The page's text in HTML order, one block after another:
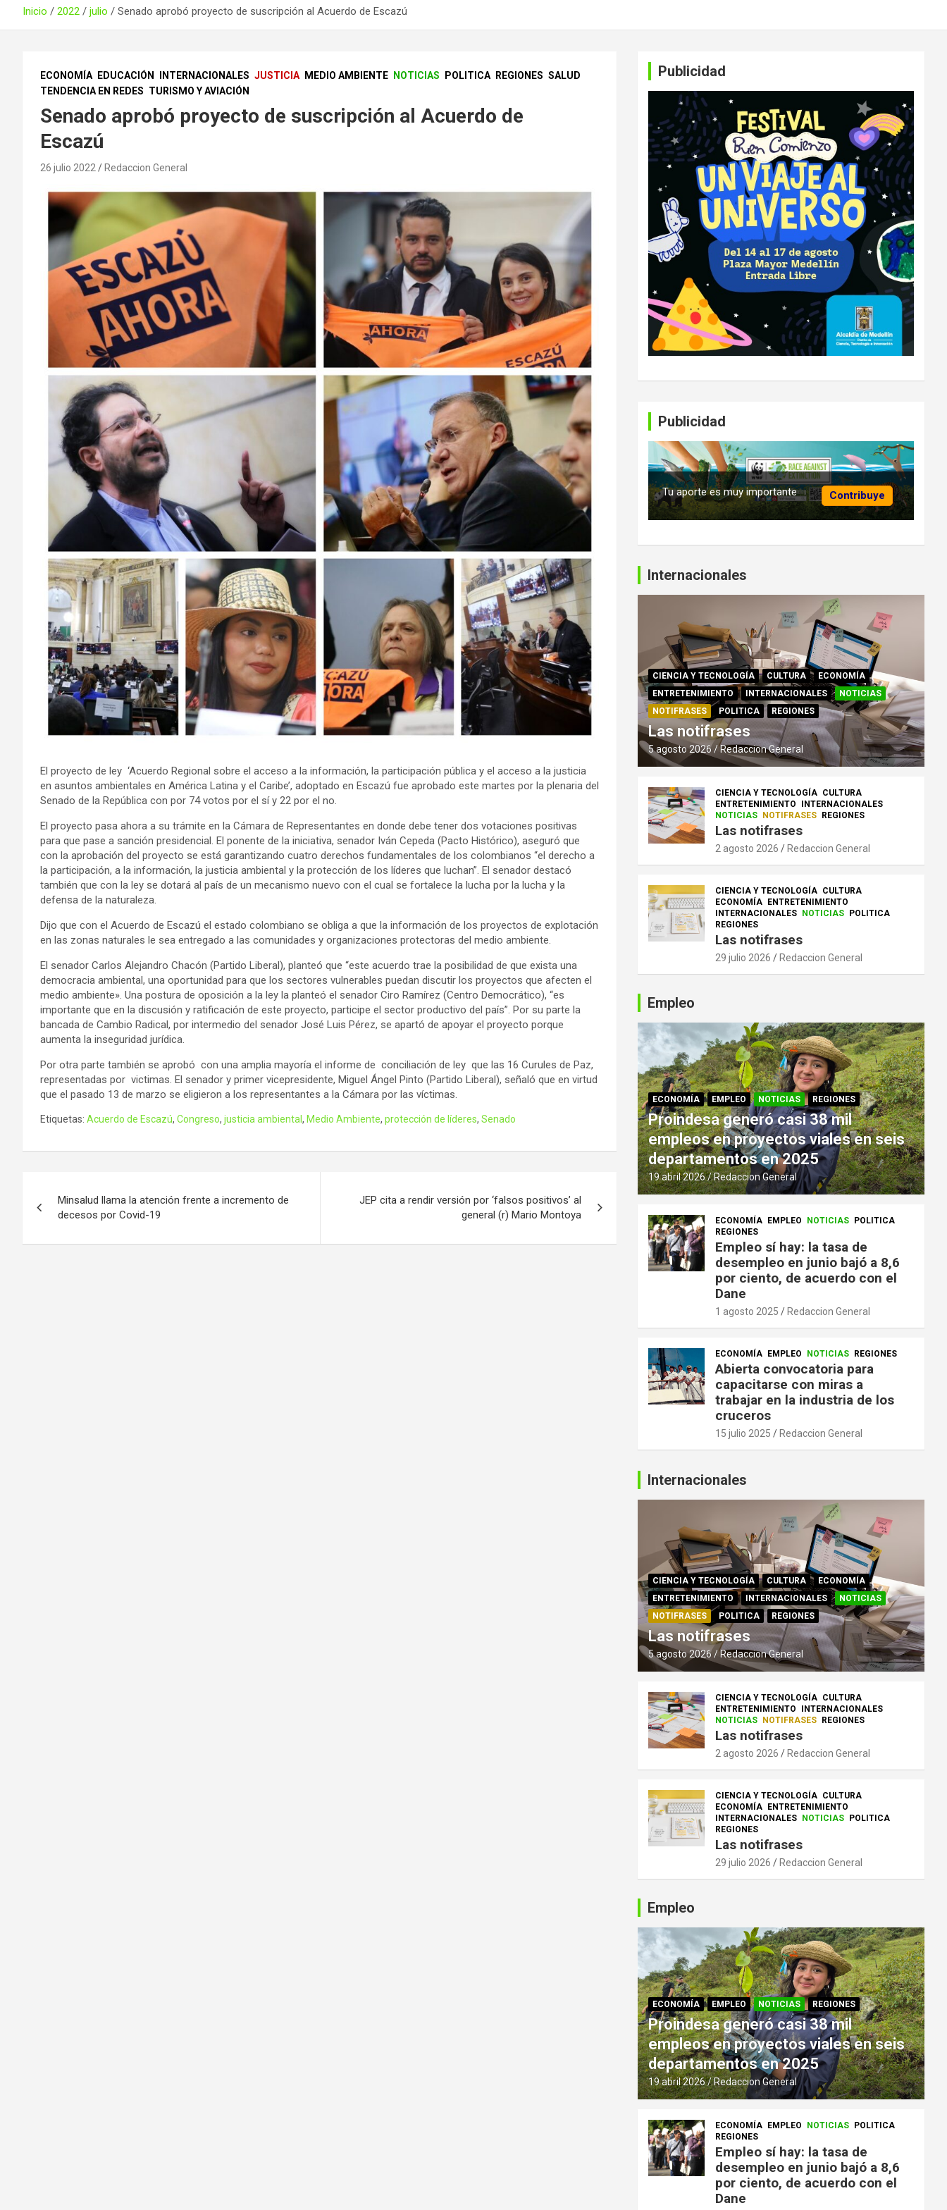
Inicio 2022 julio Senado aprobó proyecto de suscripción al Acuerdo de Escazú
ECONOMÍA EDUCACIÓN INTERNACIONALES JUSTICIA MEDIO AMBIENTE NOTICIAS POLITICA REGIONES SALUD
TENDENCIA EN REDES TURISMO Y AVIACIÓN
Senado aprobó proyecto de suscripción al Acuerdo de
Escazú
26 julio 2022 Redaccion General
El proyecto de ley ‘Acuerdo Regional sobre el acceso a la información, la participación pública y el acceso a la justicia
en asuntos ambientales en América Latina y el Caribe’, adoptado en Escazú fue aprobado este martes por la plenaria del
Senado de la República con por 74 votos por el sí y 22 por el no.
El proyecto pasa ahora a su trámite en la Cámara de Representantes en donde debe tener dos votaciones positivas
para que pase a sanción presidencial. El ponente de la iniciativa, senador Iván Cepeda (Pacto Histórico), aseguró que
con la aprobación del proyecto se está garantizando cuatro derechos fundamentales de los colombianos “el derecho a
la participación, a la información, la justicia ambiental y la protección de los líderes que luchan”. El senador destacó
también que con la ley se dotará al país de un mecanismo nuevo con el cual se fortalece la lucha por la lucha y la
defensa de la naturaleza.
Dijo que con el Acuerdo de Escazú el estado colombiano se obliga a que la información de los proyectos de explotación
en las zonas naturales le sea entregado a las comunidades y organizaciones protectoras del medio ambiente.
El senador Carlos Alejandro Chacón (Partido Liberal), planteó que “este acuerdo trae la posibilidad de que exista una
democracia ambiental, una oportunidad para que los sectores vulnerables puedan discutir los proyectos que afecten el
medio ambiente». Una postura de oposición a la ley la planteó el senador Ciro Ramírez (Centro Democrático), “es
importante que en la discusión y ratificación de este proyecto, participe el sector productivo del país”. Por su parte la
bancada de Cambio Radical, por intermedio del senador José Luis Pérez, se apartó de apoyar el proyecto porque
aumenta la inseguridad jurídica.
Por otra parte también se aprobó con una amplia mayoría el informe de conciliación de ley que las 16 Curules de Paz,
representadas por victimas. El senador y primer vicepresidente, Miguel Ángel Pinto (Partido Liberal), señaló que en virtud
que el pasado 13 de marzo se eligieron a los representantes a la Cámara por las víctimas.
Etiquetas: Acuerdo de Escazú, Congreso, justicia ambiental , Medio Ambiente, protección de líderes, Senado
de
entradas
Minsalud llama la atención frente a incremento de
decesos por Covid-19
JEP cita a rendir versión por ‘falsos positivos’ al
general (r) Mario Montoya
Publicidad
Publicidad
Contribuye
Tu aporte es muy importante
Internacionales
CIENCIA Y TECNOLOGÍA CULTURA
ECONOMÍA
ENTRETENIMIENTO
INTERNACIONALES
NOTICIAS
NOTIFRASES
POLITICA REGIONES
Las notifrases
5 agosto 2026 Redaccion General
CIENCIA Y TECNOLOGÍA CULTURA
ENTRETENIMIENTO
INTERNACIONALES
NOTICIAS
NOTIFRASES REGIONES
Las notifrases
2 agosto 2026 Redaccion General
CIENCIA Y TECNOLOGÍA CULTURA
ECONOMÍA
ENTRETENIMIENTO
INTERNACIONALES
NOTICIAS
POLITICA
REGIONES
Las notifrases
29 julio 2026 Redaccion General
Empleo
ECONOMÍA EMPLEO NOTICIAS REGIONES
Proindesa generó casi 38 mil
empleos en proyectos viales en seis
departamentos en 2025
19 abril 2026 Redaccion General
ECONOMÍA EMPLEO NOTICIAS
POLITICA
REGIONES
Empleo sí hay: la tasa de
desempleo en junio bajó a 8,6
por ciento, de acuerdo con el
Dane
1 agosto 2025 Redaccion General
ECONOMÍA EMPLEO NOTICIAS REGIONES
Abierta convocatoria para
capacitarse con miras a
trabajar en la industria de los
cruceros
15 julio 2025 Redaccion General
Internacionales
CIENCIA Y TECNOLOGÍA CULTURA
ECONOMÍA
ENTRETENIMIENTO
INTERNACIONALES
NOTICIAS
NOTIFRASES
POLITICA REGIONES
Las notifrases
5 agosto 2026 Redaccion General
CIENCIA Y TECNOLOGÍA CULTURA
ENTRETENIMIENTO
INTERNACIONALES
NOTICIAS
NOTIFRASES REGIONES
Las notifrases
2 agosto 2026 Redaccion General
CIENCIA Y TECNOLOGÍA CULTURA
ECONOMÍA
ENTRETENIMIENTO
INTERNACIONALES
NOTICIAS
POLITICA
REGIONES
Las notifrases
29 julio 2026 Redaccion General
Empleo
ECONOMÍA EMPLEO NOTICIAS REGIONES
Proindesa generó casi 38 mil
empleos en proyectos viales en seis
departamentos en 2025
19 abril 2026 Redaccion General
ECONOMÍA EMPLEO NOTICIAS
POLITICA
REGIONES
Empleo sí hay: la tasa de
desempleo en junio bajó a 8,6
por ciento, de acuerdo con el
Dane